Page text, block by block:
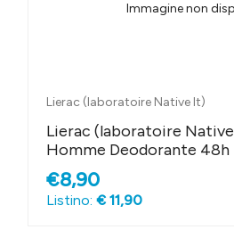
Immagine non
Lierac (laboratoire Native It)
Lierac (laboratoire
Homme Deodorante 48h
€8,90
Listino: € 11,90